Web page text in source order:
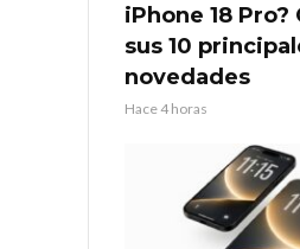
iPhone 18 Pro?
sus 10
novedades
Hace 4 horas